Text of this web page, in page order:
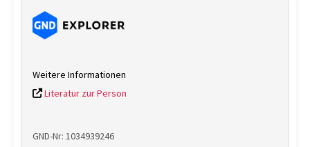
Weitere Informationen
Literatur zur Person
GND-Nr: 1034939246